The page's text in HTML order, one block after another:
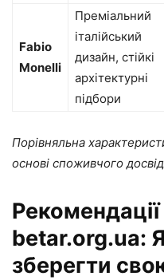
Fabio
Monelli
Преміальний
італійський
дизайн, стійкі
архітектурні
підбори
Порівняльна
основі споживчого
Рекомендації
betar.org.ua:
зберегти